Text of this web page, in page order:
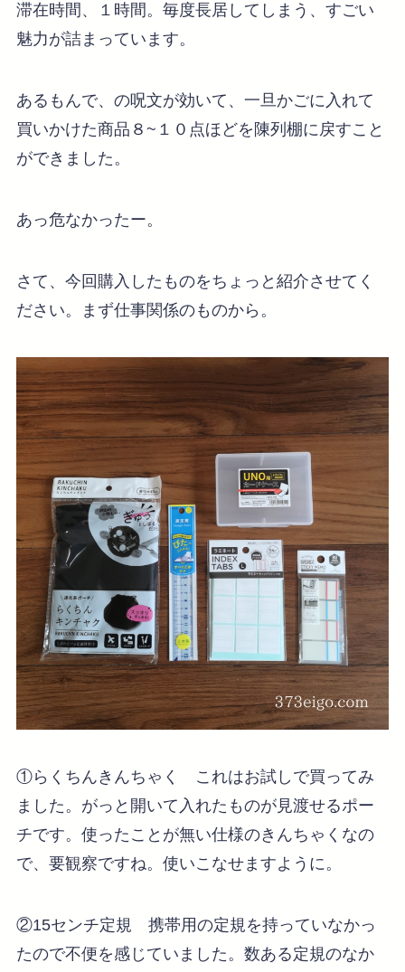
滞在時間、１時間。毎度長居してしまう、すごい
魅力が詰まっています。
あるもんで、の呪文が効いて、一旦かごに入れて
買いかけた商品８~１０点ほどを陳列棚に戻すこと
ができました。
あっ危なかったー。
さて、今回購入したものをちょっと紹介させてく
ださい。まず仕事関係のものから。
①らくちんきんちゃく これはお試しで買ってみ
ました。がっと開いて入れたものが見渡せるポー
チです。使ったことが無い仕様のきんちゃくなの
で、要観察ですね。使いこなせますように。
②15センチ定規 携帯用の定規を持っていなかっ
たので不便を感じていました。数ある定規のなか